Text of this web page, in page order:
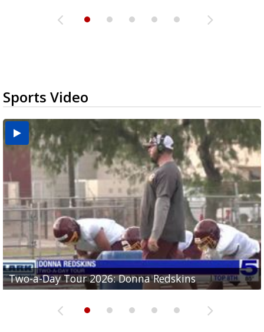
Sports Video
Two-a-Day Tour 2026: Donna Redskins
Two-a-Day Tour 2026: Brownsville Pace Vikings
Two-a-Day Tour 2026: La Joya Coyotes
Two-a-Day Tour 2026: Rio Hondo Bobcats
Two-a-Day Tour 2026: Brownsville St. Joseph
Bloodhounds